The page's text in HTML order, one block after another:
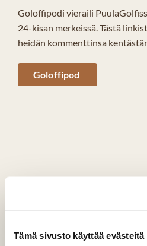
Tämä sivusto käyttää evästeitä
Goloffipodi vieraili
24-kisan merkeissä. Tästä
heidän kommenttinsa
Goloffipod